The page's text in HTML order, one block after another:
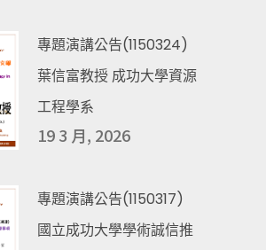
專題演講公告(1150324)
葉信富教授 成功大學資源
工程學系
19 3 月, 2026
專題演講公告(1150317)
國立成功大學學術誠信推